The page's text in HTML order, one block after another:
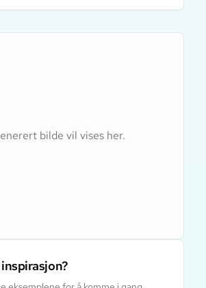
bilde vil vises her.